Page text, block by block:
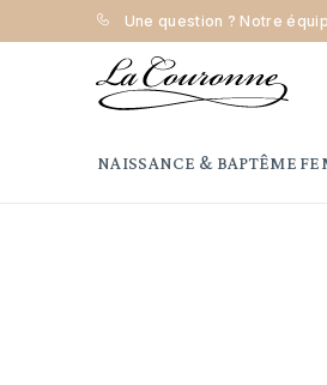
Une question ? Notre
NAISSANCE & BAPTÊME
Accueil Naissance &